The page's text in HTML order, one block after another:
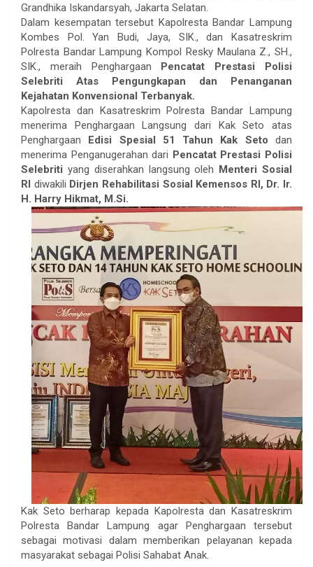
Grandhika Iskandarsyah, Jakarta Selatan.
Dalam kesempatan tersebut Kapolresta Bandar Lampung
Kombes Pol. Yan Budi, Jaya, SIK., dan Kasatreskrim
Polresta Bandar Lampung Kompol Resky Maulana Z., SH.,
SIK., meraih Penghargaan Pencatat Prestasi Polisi
Selebriti Atas Pengungkapan dan Penanganan
Kejahatan Konvensional Terbanyak.
Kapolresta dan Kasatreskrim Polresta Bandar Lampung
menerima Penghargaan Langsung dari Kak Seto atas
Penghargaan Edisi Spesial 51 Tahun Kak Setodan
menerima Penganugerahan dari Pencatat Prestasi Polisi
Selebriti yang diserahkan langsung oleh Menteri Sosial
RI diwakili Dirjen Rehabilitasi Sosial Kemensos RI, Dr. Ir.
H. Harry Hikmat, M.Si.
Kak Seto berharap kepada Kapolresta dan Kasatreskrim
Polresta Bandar Lampung agar Penghargaan tersebut
sebagai motivasi dalam memberikan pelayanan kepada
masyarakat sebagai Polisi Sahabat Anak.